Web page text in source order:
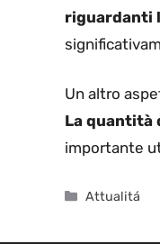
riguardanti
Un altro
La quantità
importante
Categorie
Attualitá